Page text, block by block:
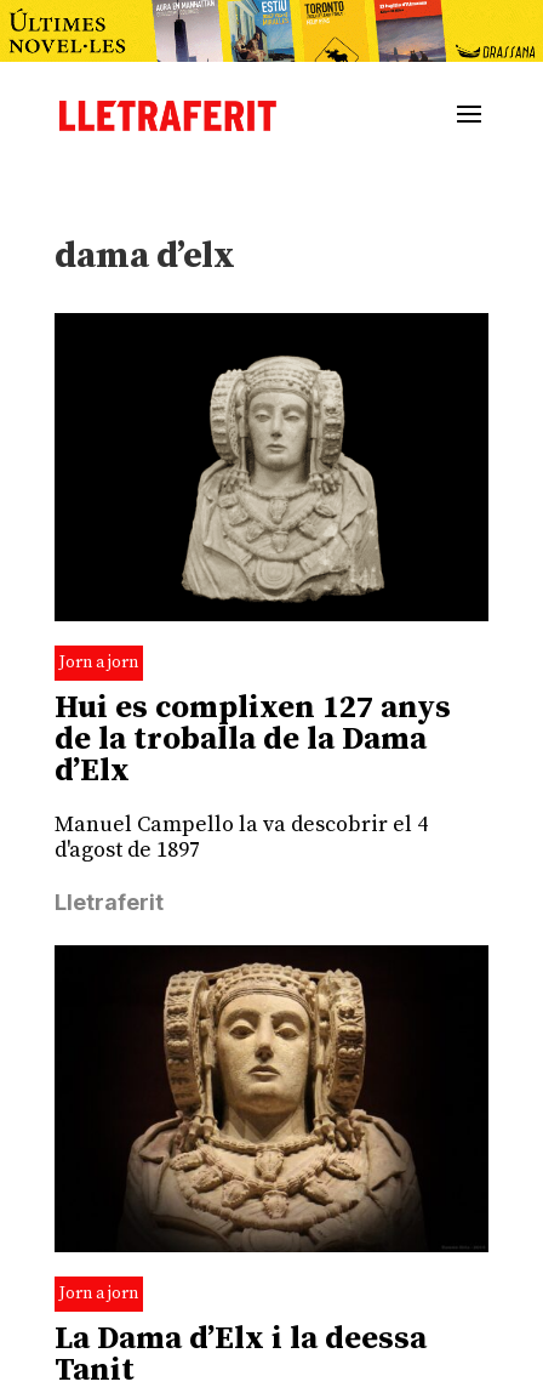
dama d’elx
Jorn a jorn
Hui es complixen 127 anys
de la troballa de la Dama
d’Elx
Manuel Campello la va descobrir el 4
d'agost de 1897
Lletraferit
Jorn a jorn
La Dama d’Elx i la deessa
Tanit